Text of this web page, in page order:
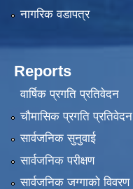
नागरिक वडापत्र
Reports
वार्षिक प्रगति प्रतिवेदन
चौमासिक प्रगति प्रतिवेदन
सार्वजनिक सुनुवाई
सार्वजनिक परीक्षण
सार्वजनिक जग्गाको विवरण